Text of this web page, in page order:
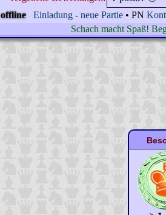
offline
Einladung - neue Partie • PN
Schach macht Spaß!